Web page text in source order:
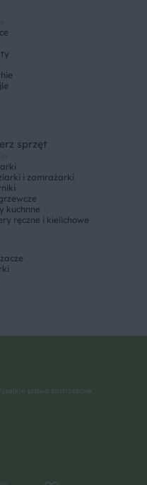
sprzęt
i zamrażarki
kuchnne
ręczne i kielichowe
prawa zastrzeżone.